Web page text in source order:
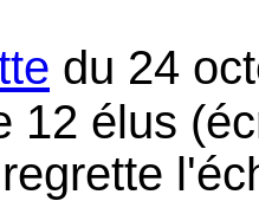
du 24
12 élus
regrette